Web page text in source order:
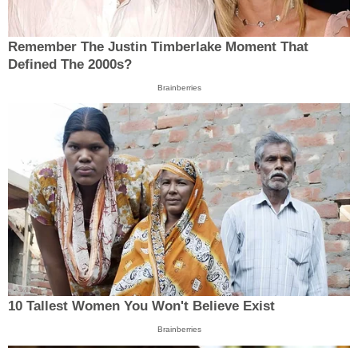
Remember The Justin Timberlake Moment That
Defined The 2000s?
Brainberries
10 Tallest Women You Won't Believe Exist
Brainberries